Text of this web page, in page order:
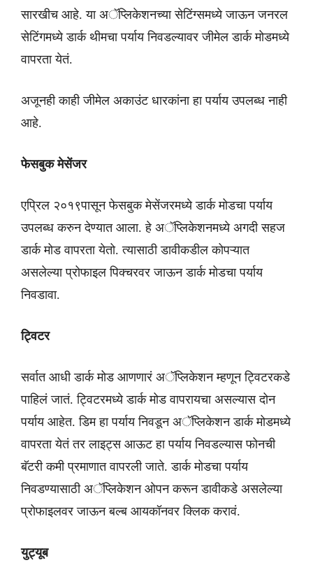
सारखीच आहे. या अॅप्लिकेशनच्या सेटिंग्समध्ये जाऊन जनरल
सेटिंगमध्ये डार्क थीमचा पर्याय निवडल्यावर जीमेल डार्क मोडमध्ये
वापरता येतं.
अजूनही काही जीमेल अकाउंट धारकांना हा पर्याय उपलब्ध नाही
आहे.
फेसबुक मेसेंजर
एप्रिल २०१९पासून फेसबुक मेसेंजरमध्ये डार्क मोडचा पर्याय
उपलब्ध करुन देण्यात आला. हे अॅप्लिकेशनमध्ये अगदी सहज
डार्क मोड वापरता येतो. त्यासाठी डावीकडील कोपऱ्यात
असलेल्या प्रोफाइल पिक्चरवर जाऊन डार्क मोडचा पर्याय
निवडावा.
ट्विटर
सर्वात आधी डार्क मोड आणणारं अॅप्लिकेशन म्हणून ट्विटरकडे
पाहिलं जातं. ट्विटरमध्ये डार्क मोड वापरायचा असल्यास दोन
पर्याय आहेत. डिम हा पर्याय निवडून अॅप्लिकेशन डार्क मोडमध्ये
वापरता येतं तर लाइट्स आऊट हा पर्याय निवडल्यास फोनची
बॅटरी कमी प्रमाणात वापरली जाते. डार्क मोडचा पर्याय
निवडण्यासाठी अॅप्लिकेशन ओपन करून डावीकडे असलेल्या
प्रोफाइलवर जाऊन बल्ब आयकॉनवर क्लिक करावं.
युट्यूब